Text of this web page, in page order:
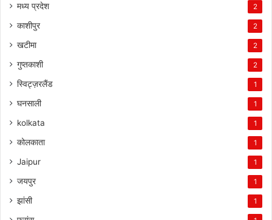
मध्य प्रदेश 2
काशीपुर 2
खटीमा 2
गुप्तकाशी 2
स्विट्ज़रलैंड 1
घनसाली 1
kolkata 1
कोलकाता 1
Jaipur 1
जयपुर 1
झांसी 1